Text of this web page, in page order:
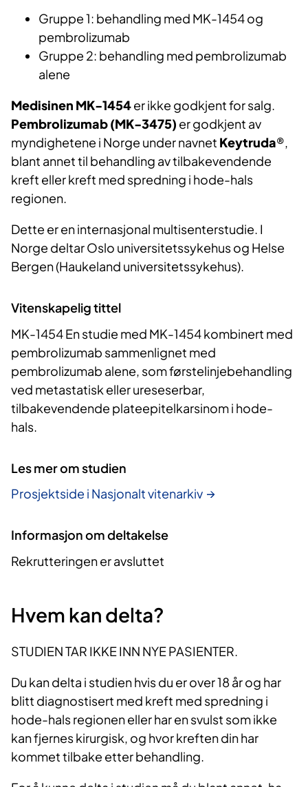
Gruppe 1: behandling med MK-1454 og
pembrolizumab
Gruppe 2: behandling med pembrolizumab
alene
Medisinen MK-1454er ikke godkjent for salg.
Pembrolizumab (MK-3475) er godkjent av
myndighetene i Norge under navnet Keytruda®,
blant annet til behandling av tilbakevendende
kreft eller kreft med spredning i hode-hals
regionen.
Dette er en internasjonal multisenterstudie. I
Norge deltar Oslo universitetssykehus og Helse
Bergen (Haukeland universitetssykehus).
Vitenskapelig tittel
MK-1454 En studie med MK-1454 kombinert med
pembrolizumab sammenlignet med
pembrolizumab alene, som førstelinjebehandling
ved metastatisk eller ureseserbar,
tilbakevendende plateepitelkarsinom i hode-
hals.
Les mer om studien
Prosjektside i Nasjonalt vitenarkiv
Informasjon om deltakelse
Rekrutteringen er avsluttet
Hvem kan delta?
STUDIEN TAR IKKE INN NYE PASIENTER.
Du kan delta i studien hvis du er over 18 år og har
blitt diagnostisert med kreft med spredning i
hode-hals regionen eller har en svulst som ikke
kan fjernes kirurgisk, og hvor kreften din har
kommet tilbake etter behandling.